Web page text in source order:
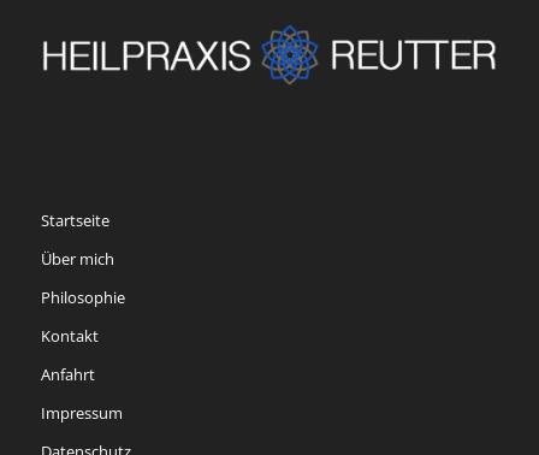
Startseite
Über mich
Philosophie
Kontakt
Anfahrt
Impressum